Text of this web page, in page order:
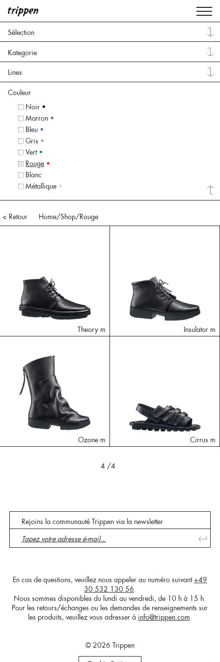
Sélection
Kategorie
Lines
Couleur
Noir •
Marron •
Bleu •
Gris •
Vert •
Rouge •
Blanc
Métallique •
< Retour Home/Shop/Rouge
Theory m Insulator m
Ozone m Cirrus m
4 /4
Rejoins la communauté Trippen via la newsletter
En cas de questions, veuillez nous appeler au numéro suivant +49
30 532 130 56.
Nous sommes disponibles du lundi au vendredi, de 10 h à 15 h.
Pour les retours/échanges ou les demandes de renseignements sur
les produits, veuillez vous adresser à info@trippen.com.
© 2026 Trippen